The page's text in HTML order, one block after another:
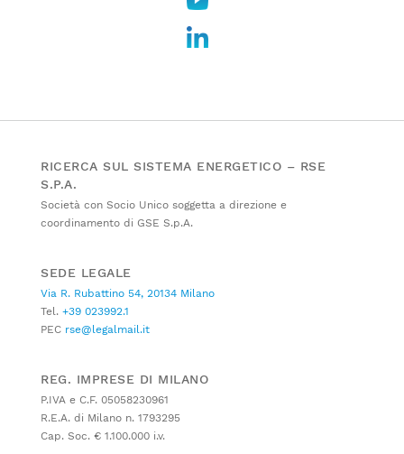
RICERCA SUL SISTEMA ENERGETICO – RSE
S.P.A.
Società con Socio Unico soggetta a direzione e
coordinamento di GSE S.p.A.
SEDE LEGALE
Via R. Rubattino 54, 20134 Milano
Tel. +39 023992.1
PEC rse@legalmail.it
REG. IMPRESE DI MILANO
P.IVA e C.F. 05058230961
R.E.A. di Milano n. 1793295
Cap. Soc. € 1.100.000 i.v.